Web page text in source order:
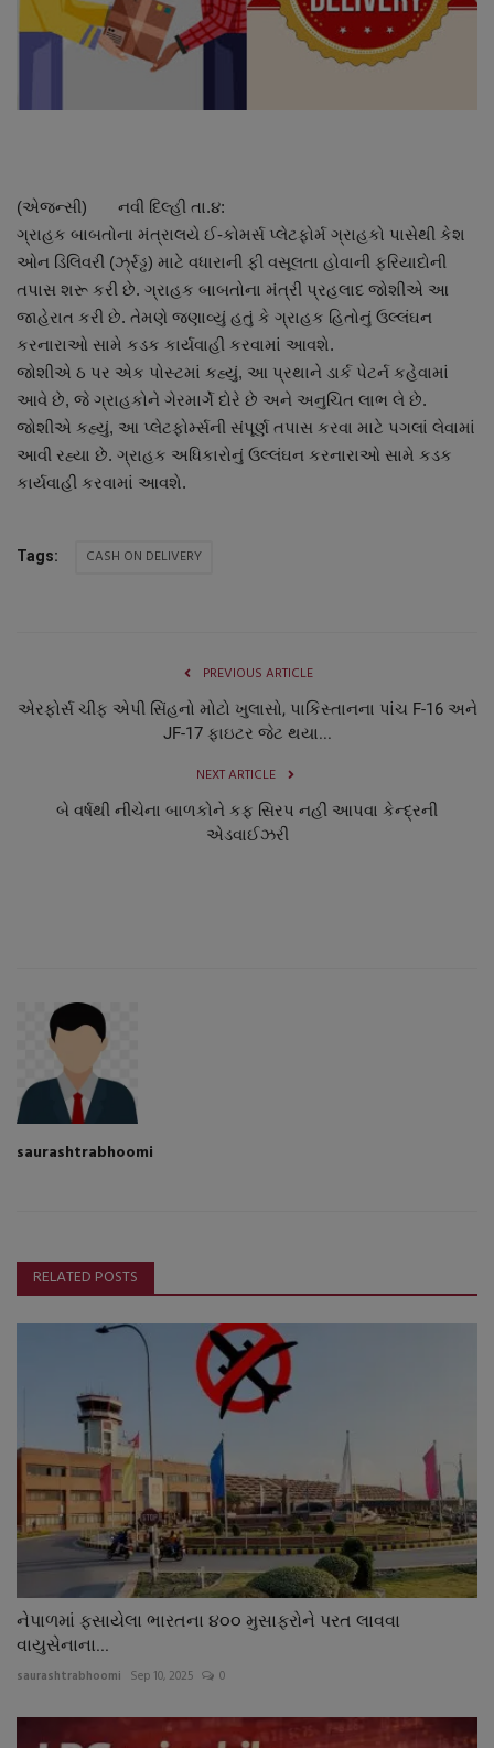
About Author
રાષ્ટ્રીય
ગુજરાત
જુનાગઢ
Support US
બજારના સમાચાર
બોલિવૂડ
(એજન્સી) નવી દિલ્હી તા.૪:
ગ્રાહક બાબતોના મંત્રાલયે ઈ-કોમર્સ પ્લેટફોર્મ ગ્રાહકો પાસેથી કેશ
ઓન ડિલિવરી (ર્ઝ્રડ્ઢ) માટે વધારાની ફી વસૂલતા હોવાની ફરિયાદોની
તપાસ શરૂ કરી છે. ગ્રાહક બાબતોના મંત્રી પ્રહલાદ જોશીએ આ
જાહેરાત કરી છે. તેમણે જણાવ્યું હતું કે ગ્રાહક હિતોનું ઉલ્લંઘન
કરનારાઓ સામે કડક કાર્યવાહી કરવામાં આવશે.
જોશીએ ઠ પર એક પોસ્ટમાં કહ્યું, આ પ્રથાને ડાર્ક પેટર્ન કહેવામાં
આવે છે, જે ગ્રાહકોને ગેરમાર્ગે દોરે છે અને અનુચિત લાભ લે છે.
જોશીએ કહ્યું, આ પ્લેટફોર્મ્સની સંપૂર્ણ તપાસ કરવા માટે પગલાં લેવામાં
આવી રહ્યા છે. ગ્રાહક અધિકારોનું ઉલ્લંઘન કરનારાઓ સામે કડક
કાર્યવાહી કરવામાં આવશે.
Tags: CASH ON DELIVERY
PREVIOUS ARTICLE
એરફોર્સ ચીફ એપી સિંહનો મોટો ખુલાસો, પાકિસ્તાનના પાંચ F-16 અને
JF-17 ફાઇટર જેટ થયા...
NEXT ARTICLE
બે વર્ષથી નીચેના બાળકોને કફ સિરપ નહીં આપવા કેન્દ્રની
એડવાઈઝરી
saurashtrabhoomi
RELATED POSTS
નેપાળમાં ફસાયેલા ભારતના ૪૦૦ મુસાફરોને પરત લાવવા
વાયુસેનાના...
saurashtrabhoomi Sep 10, 2025 0